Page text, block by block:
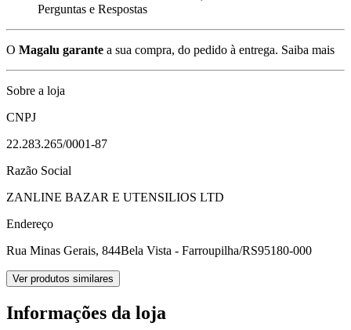
Perguntas e Respostas
O Magalu garante a sua compra, do pedido à entrega. Saiba mais
Sobre a loja
CNPJ
22.283.265/0001-87
Razão Social
ZANLINE BAZAR E UTENSILIOS LTD
Endereço
Rua Minas Gerais, 844Bela Vista - Farroupilha/RS95180-000
Ver produtos similares
Informações da loja